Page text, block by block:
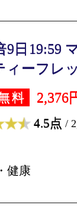
9日19:59
ィーフレ
料 2,376
4.5点 /
健康